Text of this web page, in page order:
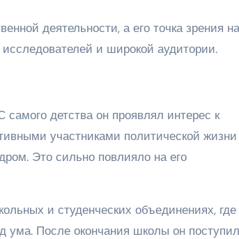
деятельности, а его точка зрения на
и широкой аудитории.
детства он проявлял интерес к
участниками политической
Это сильно повлияло на его
и студенческих объединениях, где
ума. После окончания школы он